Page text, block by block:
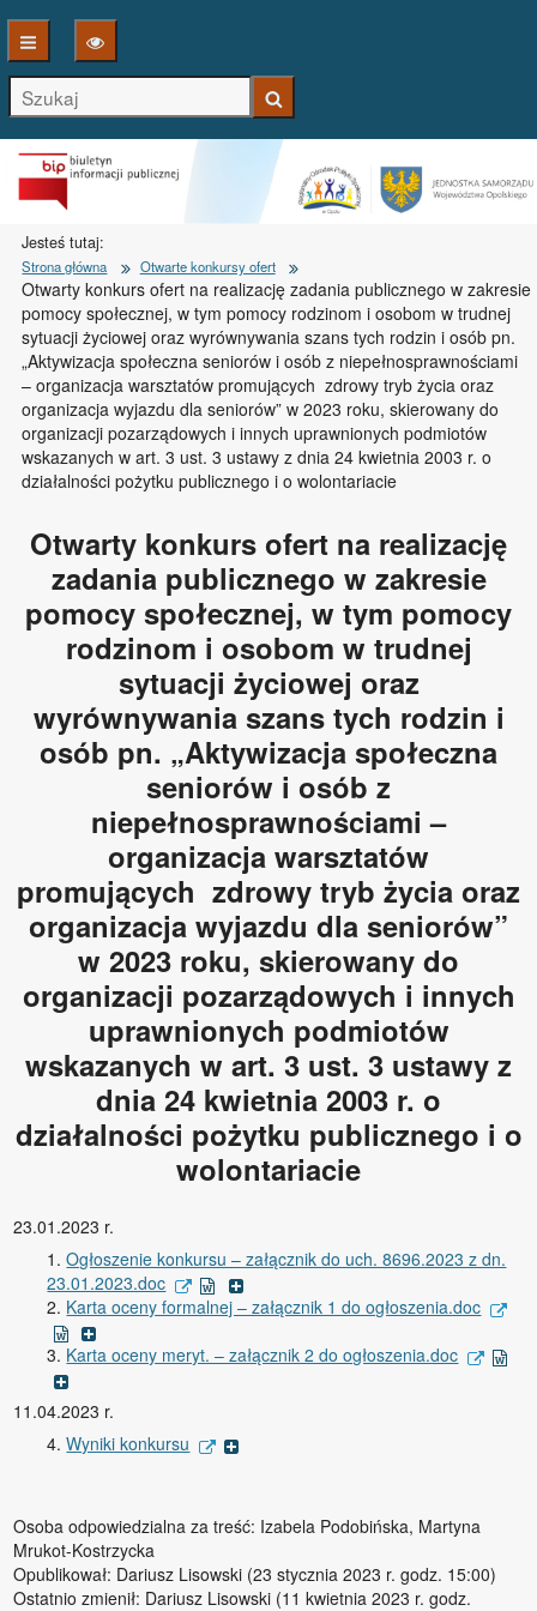
Jesteś tutaj:
Strona główna Otwarte konkursy ofert
Otwarty konkurs ofert na realizację zadania publicznego w zakresie
pomocy społecznej, w tym pomocy rodzinom i osobom w trudnej
sytuacji życiowej oraz wyrównywania szans tych rodzin i osób pn.
„Aktywizacja społeczna seniorów i osób z niepełnosprawnościami
– organizacja warsztatów promujących zdrowy tryb życia oraz
organizacja wyjazdu dla seniorów” w 2023 roku, skierowany do
organizacji pozarządowych i innych uprawnionych podmiotów
wskazanych w art. 3 ust. 3 ustawy z dnia 24 kwietnia 2003 r. o
działalności pożytku publicznego i o wolontariacie
Otwarty konkurs ofert na realizację
zadania publicznego w zakresie
pomocy społecznej, w tym pomocy
rodzinom i osobom w trudnej
sytuacji życiowej oraz
wyrównywania szans tych rodzin i
osób pn. „Aktywizacja społeczna
seniorów i osób z
niepełnosprawnościami –
organizacja warsztatów
promujących zdrowy tryb życia oraz
organizacja wyjazdu dla seniorów”
w 2023 roku, skierowany do
organizacji pozarządowych i innych
uprawnionych podmiotów
wskazanych w art. 3 ust. 3 ustawy z
dnia 24 kwietnia 2003 r. o
działalności pożytku publicznego i o
wolontariacie
23.01.2023 r.
Ogłoszenie konkursu – załącznik do uch. 8696.2023 z dn.
23.01.2023.doc
Karta oceny formalnej – załącznik 1 do ogłoszenia.doc
Karta oceny meryt. – załącznik 2 do ogłoszenia.doc
11.04.2023 r.
Wyniki konkursu
Osoba odpowiedzialna za treść: Izabela Podobińska, Martyna
Mrukot-Kostrzycka
Opublikował: Dariusz Lisowski (23 stycznia 2023 r. godz. 15:00)
Ostatnio zmienił: Dariusz Lisowski (11 kwietnia 2023 r. godz.